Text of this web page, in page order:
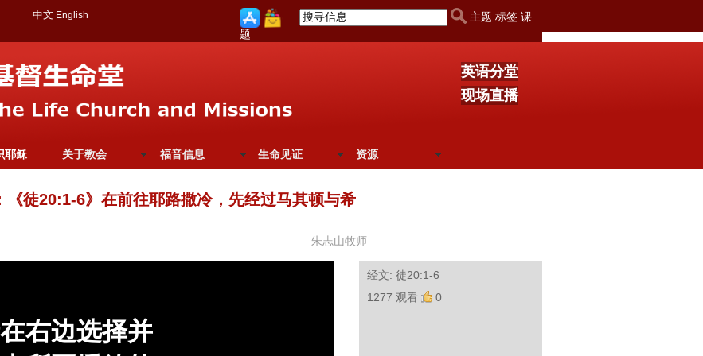
中文 English
主题 标签 课
题
英语分堂
现场直播
耶稣 关于教会 福音信息 生命见证 资源
《徒20:1-6》在前往耶路撒冷，先经过马其顿与希
朱志山牧师
经文: 徒20:1-6
1277 观看
0